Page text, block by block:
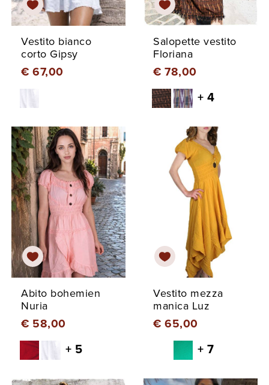
Vestito bianco
corto Gipsy
€ 67,00
Salopette vestito
Floriana
€ 78,00
+ 4
Abito bohemien
Nuria
€ 58,00
+ 5
Vestito mezza
manica Luz
€ 65,00
+ 7